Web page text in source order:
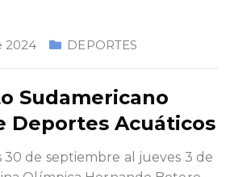
2024 DEPORTES
Sudamericano
Deportes Acuáticos
30 de septiembre al jueves 3 de